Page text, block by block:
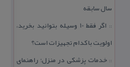
سال سابقه
::
اگر فقط 10 وسیله بتوانید بخرید،
اولویت با كدام تجهیزات است؟
:: خدمات پزشكی در منزل؛ راهنمای